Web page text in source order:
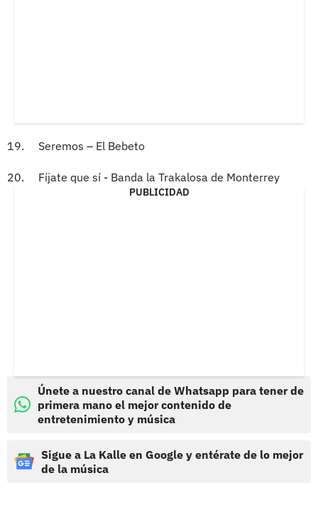
19. Seremos – El Bebeto
20. Fíjate que sí - Banda la Trakalosa de Monterrey
PUBLICIDAD
Únete a nuestro canal de Whatsapp para tener de
primera mano el mejor contenido de
entretenimiento y música
Sigue a La Kalle en Google y entérate de lo mejor
de la música